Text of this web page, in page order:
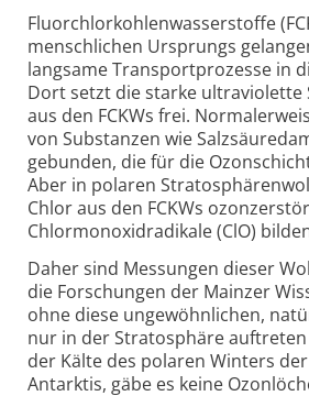
Fluorchlorkohlenwasserstoffe
menschlichen Ursprungs
langsame Transportprozesse in
Dort setzt die starke ultraviolette
aus den FCKWs frei.
von Substanzen wie
gebunden, die für die
Aber in polaren
Chlor aus den FCKWs
Chlormonoxidradikale (ClO)
Daher sind Messungen dieser
die Forschungen der Mainzer
ohne diese ungewöhnlichen,
nur in der Stratosphäre
der Kälte des polaren Winters
Antarktis, gäbe es keine